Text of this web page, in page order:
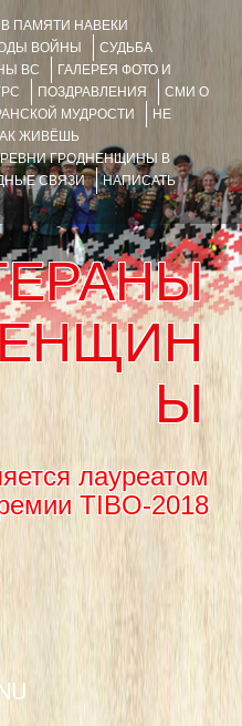
В ПАМЯТИ НАВЕКИ
ВОЙНЫ
СУДЬБА
ВС
ГАЛЕРЕЯ ФОТО И
ПОЗДРАВЛЕНИЯ
СМИ О
МУДРОСТИ
НЕ
ЖИВЁШЬ
ГРОДНЕНЩИНЫ В
СВЯЗИ
НАПИСАТЬ
Ы
лауреатом
TIBO-2018